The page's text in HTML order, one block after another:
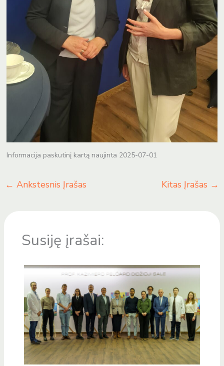
Informacija paskutinį kartą naujinta 2025-07-01
← Ankstesnis Įrašas Kitas Įrašas →
Susiję įrašai: